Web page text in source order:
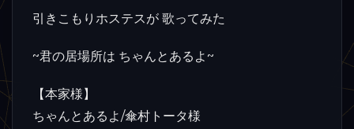
引きこもりホステスが 歌ってみた
~君の居場所は ちゃんとあるよ~
【本家様】
ちゃんとあるよ/傘村トータ様